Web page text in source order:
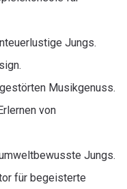
Jungs.
Musikgenuss.
von
Jungs.
für begeisterte